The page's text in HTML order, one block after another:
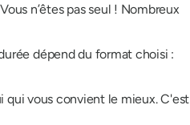
n’êtes pas seul ! Nombreux
dépend du format choisi :
vous convient le mieux. C'est